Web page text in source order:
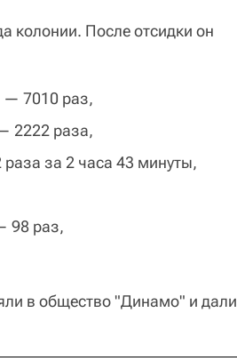
колонии. После отсидки он
— 7010 раз,
2222 раза,
за 2 часа 43 минуты,
98 раз,
в общество "Динамо" и дали